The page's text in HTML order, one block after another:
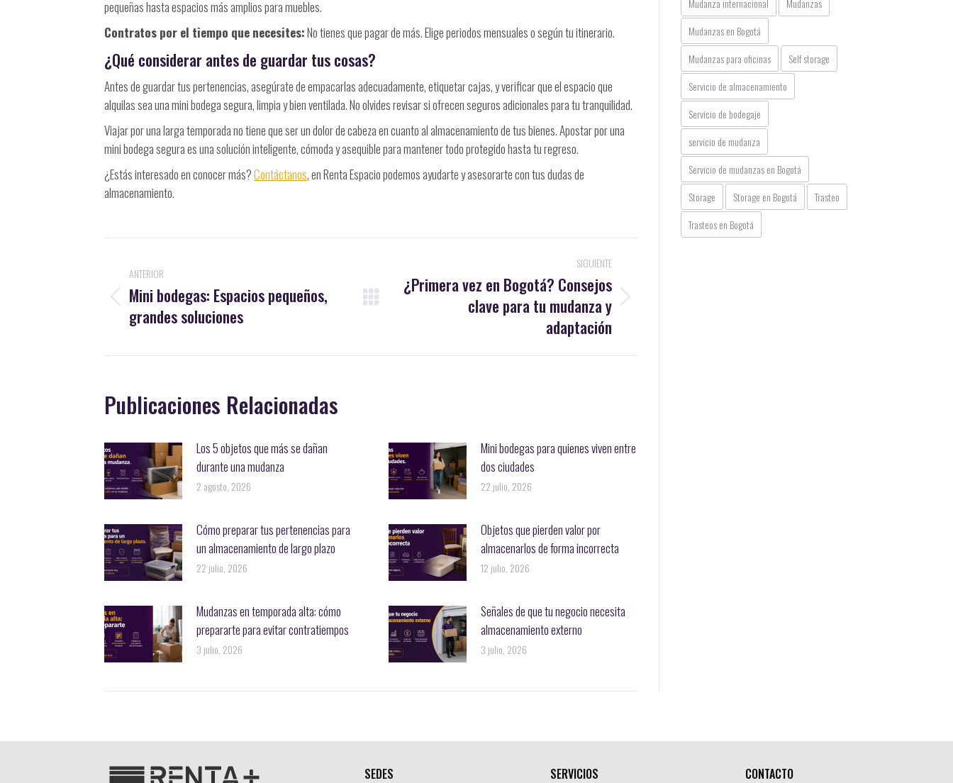
pequeñas hasta espacios más amplios para muebles.
Contratos por el tiempo que necesites:No tienes que pagar de más. Elige periodos mensuales o según tu itinerario.
¿Qué considerar antes de guardar tus cosas?
Antes de guardar tus pertenencias, asegúrate de empacarlas adecuadamente, etiquetar cajas, y verificar que el espacio que
alquilas sea una mini bodega segura, limpia y bien ventilada. No olvides revisar si ofrecen seguros adicionales para tu tranquilidad.
Viajar por una larga temporada no tiene que ser un dolor de cabeza en cuanto al almacenamiento de tus bienes. Apostar por una
mini bodega segura es una solución inteligente, cómoda y asequible para mantener todo protegido hasta tu regreso.
¿Estás interesado en conocer más?Contáctanos, en Renta Espacio podemos ayudarte y asesorarte con tus dudas de
almacenamiento.
entre
publicaciones
ANTERIOR
Publicación
anterior:
Mini bodegas: Espacios pequeños,
grandes soluciones
SIGUIENTE
¿Primera vez en Bogotá? Consejos
clave para tu mudanza y
adaptación
Publicaciones Relacionadas
Los 5 objetos que más se dañan
durante una mudanza
2 agosto, 2026
Mini bodegas para quienes viven entre
dos ciudades
22 julio, 2026
Cómo preparar tus pertenencias para
un almacenamiento de largo plazo
22 julio, 2026
Objetos que pierden valor por
almacenarlos de forma incorrecta
12 julio, 2026
Mudanzas en temporada alta: cómo
prepararte para evitar contratiempos
3 julio, 2026
Señales de que tu negocio necesita
almacenamiento externo
3 julio, 2026
Mudanza internacional
Mudanzas
Mudanzas en Bogotá
Mudanzas para oficinas
Self storage
Servicio de almacenamiento
Servicio de bodegaje
servicio de mudanza
Servicio de mudanzas en Bogotá
Storage
Storage en Bogotá
Trasteo
Trasteos en Bogotá
SEDES SERVICIOS CONTACTO